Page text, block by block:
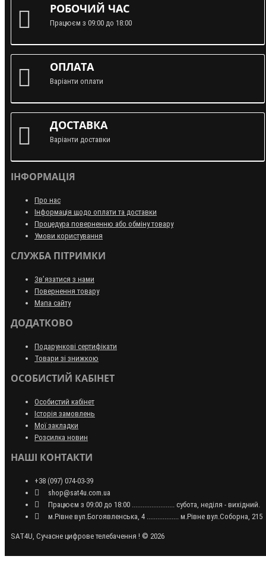
РОБОЧИЙ ЧАС
Працюєм з 09:00 до 18:00
ОПЛАТА
Варіанти оплати
ДОСТАВКА
Варіанти доставки
ІНФОРМАЦІЯ
Про нас
Інформація щодо оплати та доставки
Процедура поверненню або обміну товару
Умови користування
СЛУЖБА ПІТРИМКИ
Зв’язатися з нами
Повернення товару
Мапа сайту
ДОДАТКОВО
Подарункові сертифікати
Товари зі знижкою
ОСОБИСТИЙ КАБІНЕТ
Особистий кабінет
Історія замовлень
Мої закладки
Розсилка новин
НАШІ КОНТАКТИ
+38 (097) 074-03-39
shop@sat4u.com.ua
Працюєм з 09:00 до 18:00 ........................ субота, неділя - вихідний.
м.Рівне вул.Богоявленська, 4 .................. м.Рівне вул.Соборна, 215
SAT4U, Сучасне цифрове телебачення ! © 2026